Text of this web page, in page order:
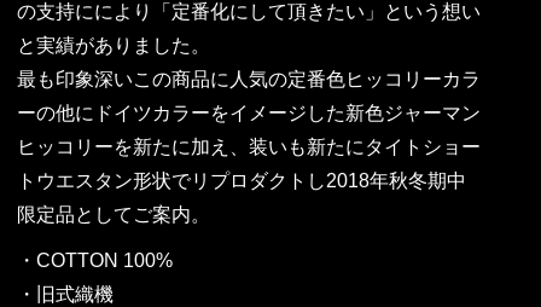
の支持ににより「定番化にして頂きたい」という想い
と実績がありました。
最も印象深いこの商品に人気の定番色ヒッコリーカラ
ーの他にドイツカラーをイメージした新色ジャーマン
ヒッコリーを新たに加え、装いも新たにタイトショー
トウエスタン形状でリプロダクトし2018年秋冬期中
限定品としてご案内。
・COTTON 100%
・旧式織機